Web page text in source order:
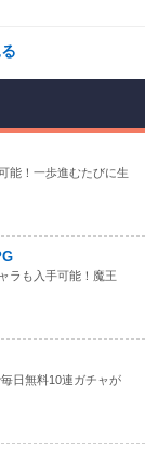
能！一歩進むたびに生
ラも入手可能！魔王
日無料10連ガチャが